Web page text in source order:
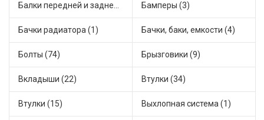
Балки передней и задней подвески (4) Бамперы (3)
Бачки радиатора (1) Бачки, баки, емкости (4)
Болты (74) Брызговики (9)
Вкладыши (22) Втулки (34)
Втулки (15) Выхлопная система (1)